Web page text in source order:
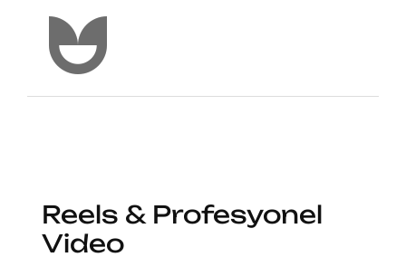
Reels & Profesyonel
Video